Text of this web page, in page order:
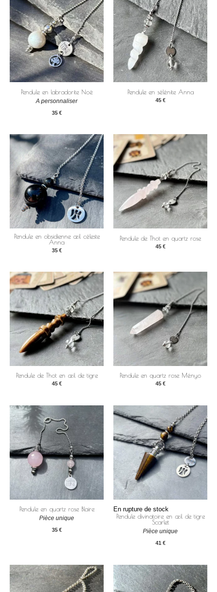
Pendule en labradorite Noë
A personnaliser
35 €
Pendule en sélénite Anna
45 €
Pendule en obsidienne œil céleste
Anna
35 €
Pendule de Thot en quartz rose
45 €
Pendule de Thot en œil de tigre
45 €
Pendule en quartz rose Ményo
45 €
Pendule en quartz rose Blaire
Pièce unique
35 €
En rupture de stock
Pendule divinatoire en œil de tigre
Scarlet
Pièce unique
41 €